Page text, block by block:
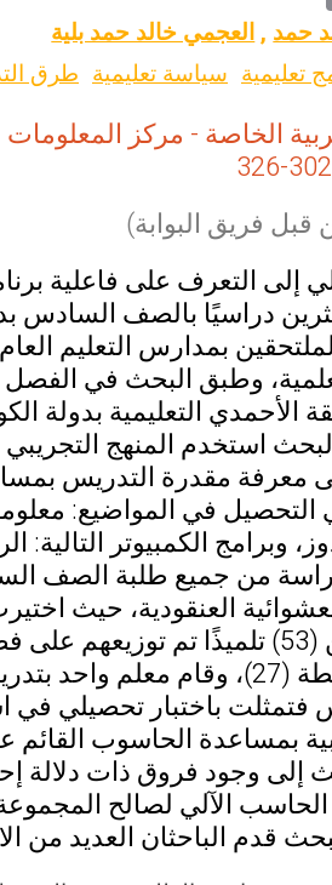
m
ai
حمد,العجمي خالد حمد بلية
تعليمية سياسة تعليمية طرق
الخاصة - مركز المعلومات
فريق البوابة)
إلى التعرف على فاعلية
دراسيًا بالصف
بمدارس التعليم
الأحمدي التعليمية بدولة
استخدم المنهج
معرفة مقدرة التدريس
في المواضيع:
وبرامج الكمبيوتر
من جميع طلبة الصف
العشوائية العنقودية، حيث
فتمثلت باختبار تحصيلي في
بمساعدة الحاسوب القائم
إلى وجود فروق ذات دلالة
الآلي لصالح المجموعة
قدم الباحثان العديد من